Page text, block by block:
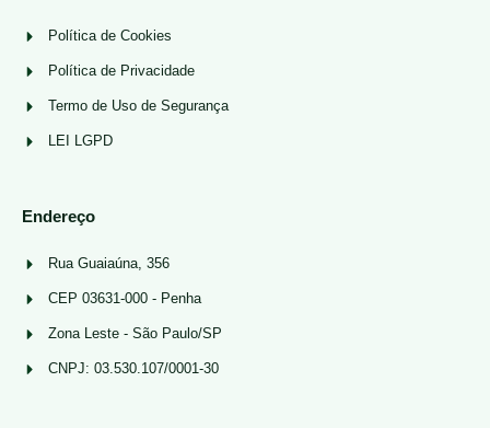
Política de Cookies
Política de Privacidade
Termo de Uso de Segurança
LEI LGPD
Endereço
Rua Guaiaúna, 356
CEP 03631-000 - Penha
Zona Leste - São Paulo/SP
CNPJ: 03.530.107/0001-30